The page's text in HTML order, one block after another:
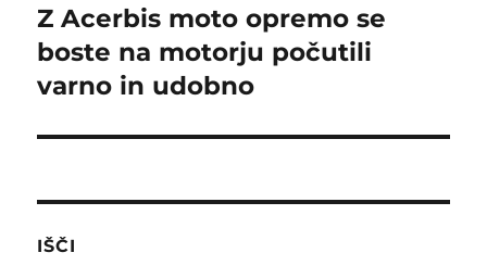
navigation
Z Acerbis moto opremo se
boste na motorju počutili
varno in udobno
IŠČI